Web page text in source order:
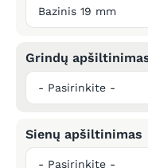
Grindų
Sienų apšiltinimas